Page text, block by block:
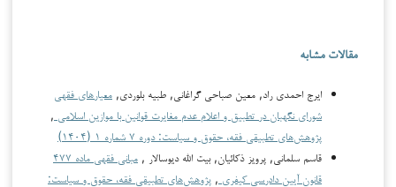
مقالات مشابه
ایرج احمدی راد, معین صباحی گراغانی, طبیه بلوردی, معیارهای فقهی
شورای نگهبان در تطبیق و اعلام عدم مغایرت قوانین با موازین اسلامی ,
پژوهش‌های تطبیقی فقه، حقوق و سیاست: دوره ۷ شماره ۱ (۱۴۰۴)
قاسم سلمانی, پرویز ذکائیان, بیت الله دیوسالار ,
مبانی فقهی ماده ۴۷۷
قانون آیین دادرسی کیفری , پژوهش‌های تطبیقی فقه، حقوق و سیاست: